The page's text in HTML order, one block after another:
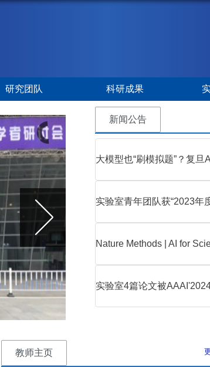
研究团队 科研成果
新闻公告
大模型也“刷模拟题”？复
实验室青年团队获“2023年
Nature Methods | AI for
实验室4篇论文被
教师主页